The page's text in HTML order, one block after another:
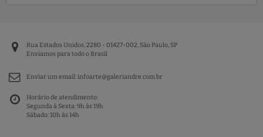
Rua Estados Unidos, 2280 - 01427-002, São Paulo, SP
Enviamos para todo o Brasil
Enviar um email:infoarte@galeriandre.com.br
Horário de atendimento:
Segunda à Sexta: 9h às 19h
Sábado: 10h às 14h